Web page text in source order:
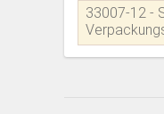
33007-12 -